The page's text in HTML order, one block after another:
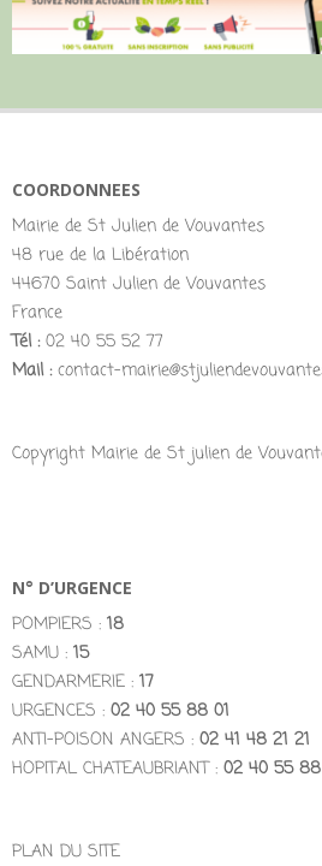
COORDONNEES
Mairie de St Julien de Vouvantes
48 rue de la Libération
44670 Saint Julien de Vouvantes
France
Tél :02 40 55 52 77
Mail :contact-
Copyright Mairie de St julien de
N° D’URGENCE
POMPIERS : 18
SAMU : 15
GENDARMERIE : 17
URGENCES : 02 40 55 88 01
ANTI-POISON ANGERS : 02 41 48 21 21
HOPITAL CHATEAUBRIANT : 02 40 55
PLAN DU SITE